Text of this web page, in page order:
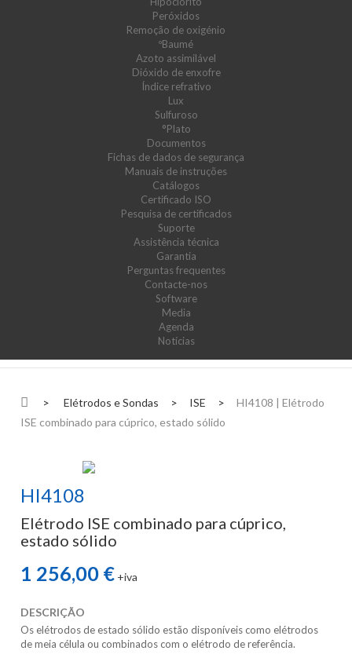
Peróxidos
Remoção de oxigénio
ºBaumé
Azoto assimilável
Dióxido de enxofre
Índice refrativo
Lux
Sulfuroso
°Plato
Documentos
Fichas de dados de segurança
Manuais de instruções
Catálogos
Certificado ISO
Pesquisa de certificados
Suporte
Assistência técnica
Garantia
Perguntas frequentes
Contacte-nos
Software
Media
Agenda
Notícias
> Elétrodos e Sondas > ISE >
HI4108 | Elétrodo
ISE combinado para cúprico, estado sólido
HI4108
Elétrodo ISE combinado para cúprico,
estado sólido
1 256,00 € +iva
DESCRIÇÃO
Os elétrodos de estado sólido estão disponíveis como elétrodos
de meia célula ou combinados com o elétrodo de referência.